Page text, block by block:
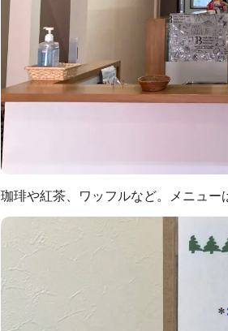
珈琲や紅茶、ワッフルなど。メニュー